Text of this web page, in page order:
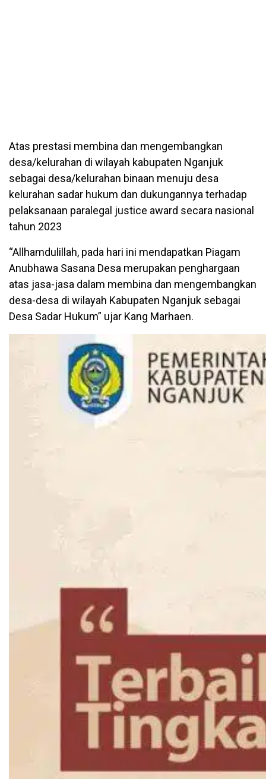
Atas prestasi membina dan mengembangkan
desa/kelurahan di wilayah kabupaten Nganjuk
sebagai desa/kelurahan binaan menuju desa
kelurahan sadar hukum dan dukungannya terhadap
pelaksanaan paralegal justice award secara nasional
tahun 2023
“Allhamdulillah, pada hari ini mendapatkan Piagam
Anubhawa Sasana Desa merupakan penghargaan
atas jasa-jasa dalam membina dan mengembangkan
desa-desa di wilayah Kabupaten Nganjuk sebagai
Desa Sadar Hukum” ujar Kang Marhaen.